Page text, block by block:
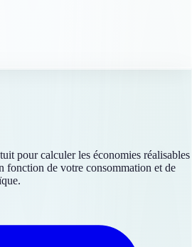
pour calculer les économies réalisables
fonction de votre consommation et de